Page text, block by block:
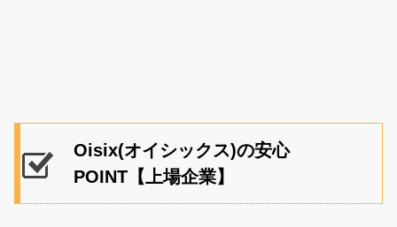
Oisix(オイシックス)の安心
POINT【上場企業】